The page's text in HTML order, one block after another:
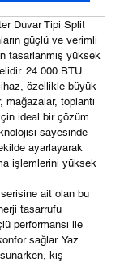
Duvar Tipi Split
güçlü ve verimli
tasarlanmış yüksek
24.000 BTU
özellikle büyük
mağazalar, toplantı
ideal bir çözüm
sayesinde
ayarlayarak
işlemlerini yüksek
serisine ait olan bu
tasarrufu
performansı ile
sağlar. Yaz
kış